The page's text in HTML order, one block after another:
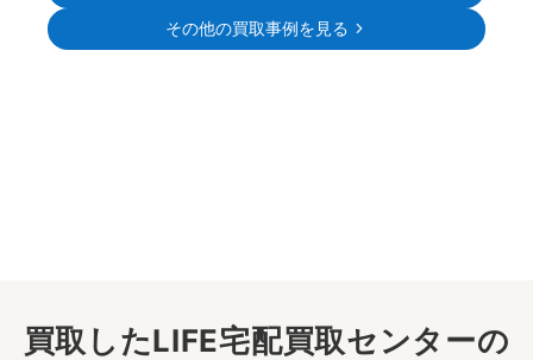
その他の買取事例を見る
買取したLIFE宅配買取センターの